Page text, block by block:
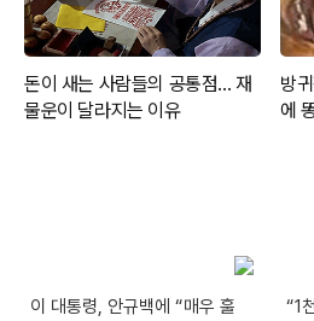
이 대통령, 안규백에 “매우 훌
“1